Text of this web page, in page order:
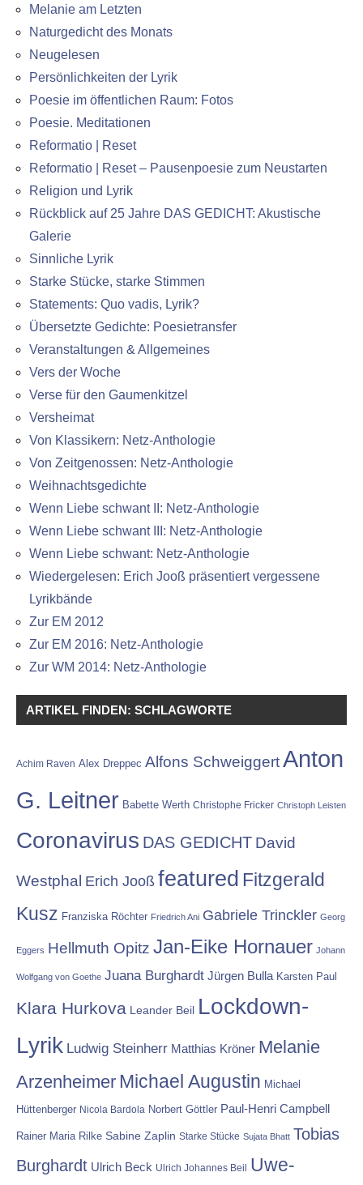
Melanie am Letzten
Naturgedicht des Monats
Neugelesen
Persönlichkeiten der Lyrik
Poesie im öffentlichen Raum: Fotos
Poesie. Meditationen
Reformatio | Reset
Reformatio | Reset – Pausenpoesie zum Neustarten
Religion und Lyrik
Rückblick auf 25 Jahre DAS GEDICHT: Akustische
Galerie
Sinnliche Lyrik
Starke Stücke, starke Stimmen
Statements: Quo vadis, Lyrik?
Übersetzte Gedichte: Poesietransfer
Veranstaltungen & Allgemeines
Vers der Woche
Verse für den Gaumenkitzel
Versheimat
Von Klassikern: Netz-Anthologie
Von Zeitgenossen: Netz-Anthologie
Weihnachtsgedichte
Wenn Liebe schwant II: Netz-Anthologie
Wenn Liebe schwant III: Netz-Anthologie
Wenn Liebe schwant: Netz-Anthologie
Wiedergelesen: Erich Jooß präsentiert vergessene
Lyrikbände
Zur EM 2012
Zur EM 2016: Netz-Anthologie
Zur WM 2014: Netz-Anthologie
ARTIKEL FINDEN: SCHLAGWORTE
Achim Raven Alex Dreppec Alfons SchweiggertAnton
G. Leitner Babette Werth Christophe Fricker Christoph Leisten
Coronavirus DAS GEDICHT David
Westphal Erich Jooß featured Fitzgerald
Kusz Franziska Röchter Friedrich Ani Gabriele Trinckler Georg
Eggers Hellmuth Opitz Jan-Eike Hornauer Johann
Wolfgang von Goethe Juana Burghardt Jürgen Bulla Karsten Paul
Klara Hurkova Leander Beil Lockdown-
Lyrik Ludwig Steinherr Matthias Kröner Melanie
Arzenheimer Michael Augustin Michael
Hüttenberger Nicola Bardola Norbert Göttler Paul-Henri Campbell
Rainer Maria Rilke Sabine Zaplin Starke Stücke Sujata Bhatt Tobias
Burghardt Ulrich Beck Ulrich Johannes Beil Uwe-